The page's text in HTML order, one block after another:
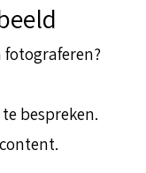
bespreken.